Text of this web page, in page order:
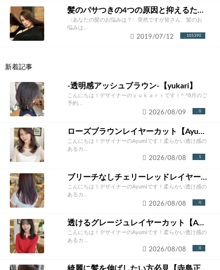
髪のパサつきの4つの原因と抑えるための改善方法とは？あなたにあったケア方法をご紹介！
〈あなたの髪のお悩みは？〉突然ですが皆さん、髪のお
悩みは...
105390
2019/07/12
新着記事
-透明感アッシュブラウン-【yukari】
こんにちは！デザイナーのｙｕｋａｒｉです！^ ^8月のご
予約...
0
2026/08/09
ローズブラウンレイヤーカット【Ayumi】
こんにちは！デザイナーのAyumiです！柔らかい透け感の
あるカ...
1
2026/08/08
ブリーチなしチェリーレッドレイヤー【Ayumi】
こんにちは！デザイナーのAyumiです！柔らかい透け感の
あるカ...
0
2026/08/08
透けるグレージュレイヤーカット【Ayumi】
こんにちは！デザイナーのAyumiです！柔らかい透け感の
あるカ...
0
2026/08/08